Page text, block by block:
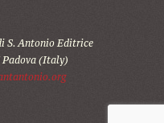
S. Antonio Editrice
Padova (Italy)